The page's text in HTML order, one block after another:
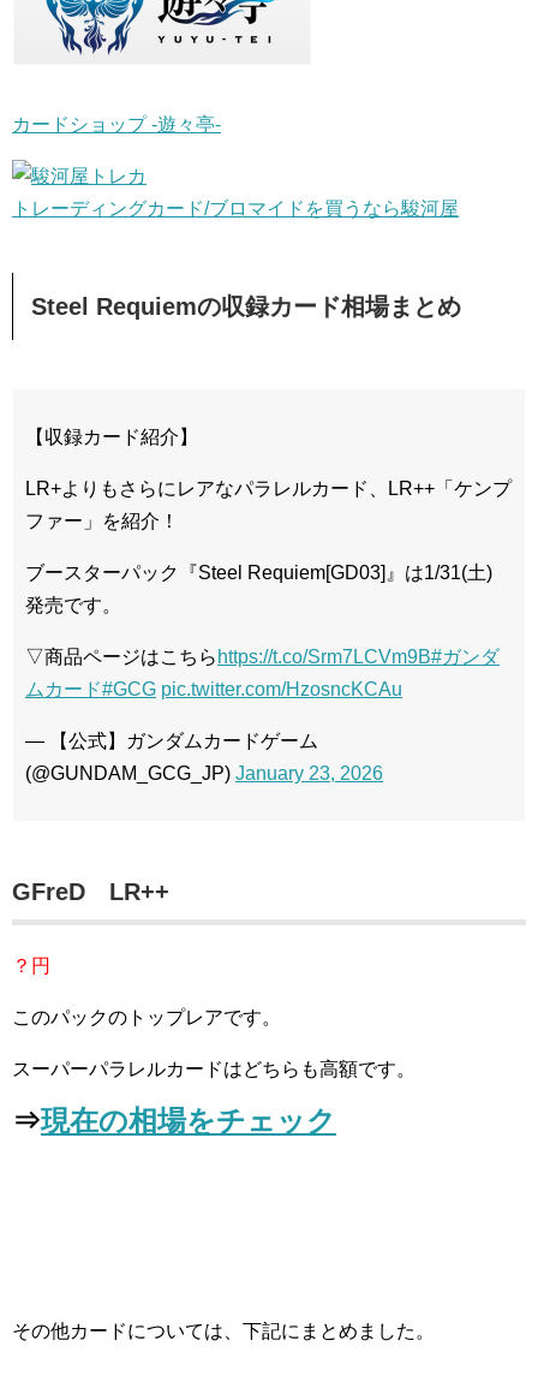
カードショップ -遊々亭-
トレーディングカード/ブロマイドを買うなら駿河屋
Steel Requiemの収録カード相場まとめ
【収録カード紹介】
LR+よりもさらにレアなパラレルカード、LR++「ケンプ
ファー」を紹介！
ブースターパック『Steel Requiem[GD03]』は1/31(土)
発売です。
▽商品ページはこちら https://t.co/Srm7LCVm9B#ガンダ
ムカード#GCG pic.twitter.com/HzosncKCAu
— 【公式】ガンダムカードゲーム
(@GUNDAM_GCG_JP) January 23, 2026
GFreD LR++
？円
このパックのトップレアです。
スーパーパラレルカードはどちらも高額です。
⇒現在の相場をチェック
その他カードについては、下記にまとめました。